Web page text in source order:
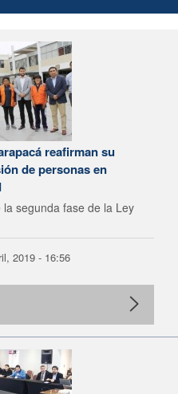
reafirman su
de personas en
segunda fase de la Ley
2019 - 16:56